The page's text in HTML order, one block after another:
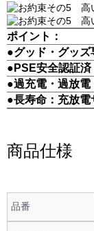
ポイント：
●グッド・グッズ
●PSE安全認証済
●過充電・過放電
●長寿命：充放
商品仕様
品番